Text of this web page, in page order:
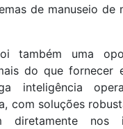
de manuseio de
também uma
do que fornecer
inteligência
com soluções
diretamente nos